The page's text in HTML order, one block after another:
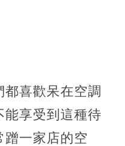
喜歡呆在空調
能享受到這種待
蹭一家店的空